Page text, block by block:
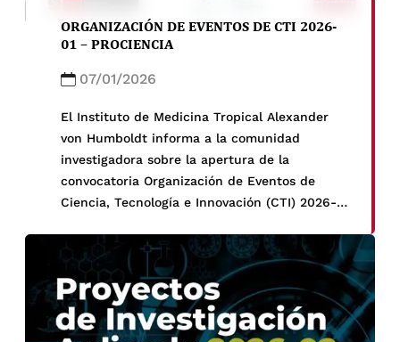
ORGANIZACIÓN DE EVENTOS DE CTI 2026-
01 – PROCIENCIA
07/01/2026
El Instituto de Medicina Tropical Alexander
von Humboldt informa a la comunidad
investigadora sobre la apertura de la
convocatoria Organización de Eventos de
Ciencia, Tecnología e Innovación (CTI) 2026-
Investigación Científica y Estudios Avanzados
– PROCIENCIA.